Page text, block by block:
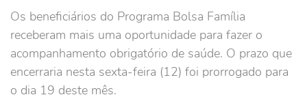
Os beneficiários do Programa Bolsa Família
receberam mais uma oportunidade para fazer o
acompanhamento obrigatório de saúde. O prazo que
encerraria nesta sexta-feira (12) foi prorrogado para
o dia 19 deste mês.